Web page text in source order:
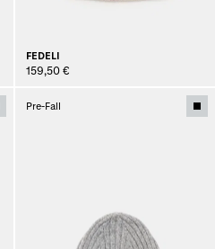
FEDELI
159,50 €
Pre-Fall